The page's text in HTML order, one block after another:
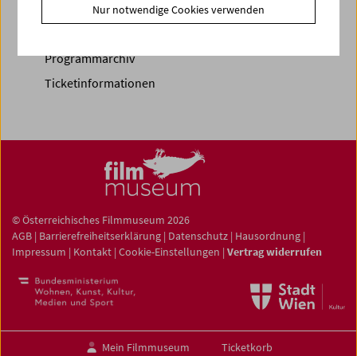
Vorschau Sept / Okt 2026
Programmarchiv
Ticketinformationen
© Österreichisches Filmmuseum 2026
AGB | Barrierefreiheitserklärung | Datenschutz | Hausordnung |
Impressum | Kontakt | Cookie-Einstellungen | Vertrag widerrufen
Mein Filmmuseum Ticketkorb
Nur notwendige Cookies verwenden